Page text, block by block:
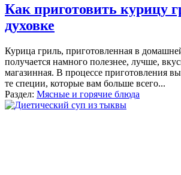
Как приготовить курицу
духовке
Курица гриль, приготовленная в
получается намного полезнее, лучше,
магазинная. В процессе приготовления вы
те специи, которые вам больше всего...
Раздел: Мясные и горячие блюда